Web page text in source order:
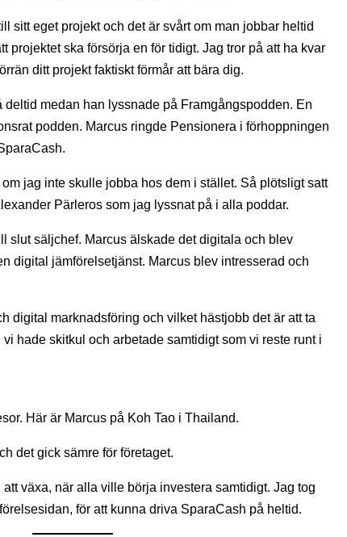
sitt eget projekt och det är svårt om man jobbar heltid
projektet ska försörja en för tidigt. Jag tror på att ha kvar
ditt projekt faktiskt förmår att bära dig.
deltid medan han lyssnade på Framgångspodden. En
podden. Marcus ringde Pensionera i förhoppningen
jag inte skulle jobba hos dem i stället. Så plötsligt satt
Pärleros som jag lyssnat på i alla poddar.
slut säljchef. Marcus älskade det digitala och blev
digital jämförelsetjänst. Marcus blev intresserad och
digital marknadsföring och vilket hästjobb det är att ta
hade skitkul och arbetade samtidigt som vi reste runt i
Här är Marcus på Koh Tao i Thailand.
det gick sämre för företaget.
växa, när alla ville börja investera samtidigt. Jag tog
för att kunna driva SparaCash på heltid.